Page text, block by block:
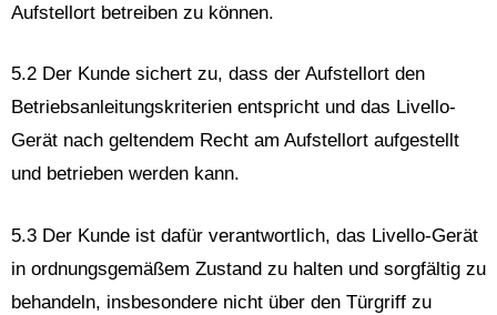
Aufstellort betreiben zu können.
5.2 Der Kunde sichert zu, dass der Aufstellort den
Betriebsanleitungskriterien entspricht und das Livello-
Gerät nach geltendem Recht am Aufstellort aufgestellt
und betrieben werden kann.
5.3 Der Kunde ist dafür verantwortlich, das Livello-Gerät
in ordnungsgemäßem Zustand zu halten und sorgfältig zu
behandeln, insbesondere nicht über den Türgriff zu